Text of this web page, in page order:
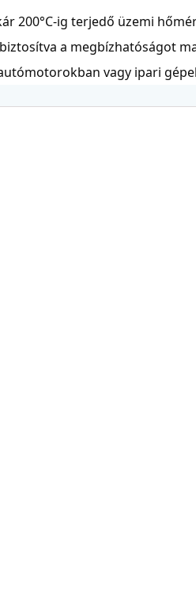
200°C-ig terjedő üzemi
a megbízhatóságot
vagy ipari